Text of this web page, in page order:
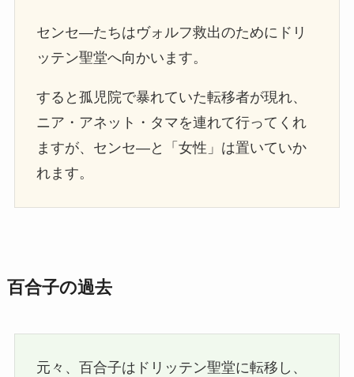
センセ―たちはヴォルフ救出のためにドリ
ッテン聖堂へ向かいます。
すると孤児院で暴れていた転移者が現れ、
ニア・アネット・タマを連れて行ってくれ
ますが、センセ―と「女性」は置いていか
れます。
百合子の過去
元々、百合子はドリッテン聖堂に転移し、